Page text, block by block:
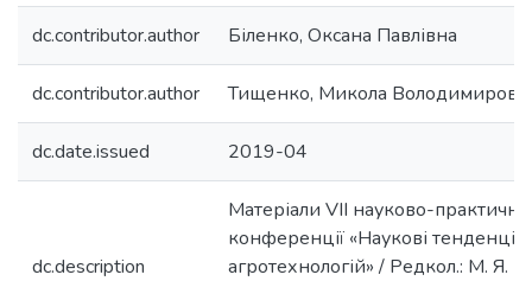
dc.contributor.author Біленко, Оксана Павлівна
dc.contributor.author Тищенко, Микола
dc.date.issued 2019-04
dc.description
Матеріали VІІ науково-
конференції «Наукові
агротехнологій» / Редкол.: М. Я.